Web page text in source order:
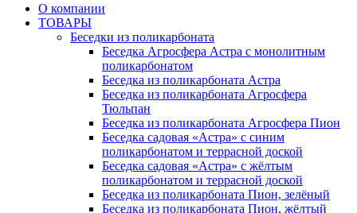
О компании
ТОВАРЫ
Беседки из поликарбоната
Беседка Агросфера Астра с монолитным
поликарбонатом
Беседка из поликарбоната Астра
Беседка из поликарбоната Агросфера
Тюльпан
Беседка из поликарбоната Агросфера Пион
Беседка садовая «Астра» с синим
поликарбонатом и террасной доской
Беседка садовая «Астра» с жёлтым
поликарбонатом и террасной доской
Беседка из поликарбоната Пион, зелёный
Беседка из поликарбоната Пион, жёлтый